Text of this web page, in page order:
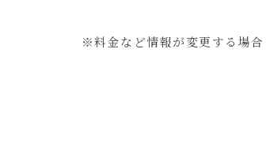
※料金など情報が変更する場合